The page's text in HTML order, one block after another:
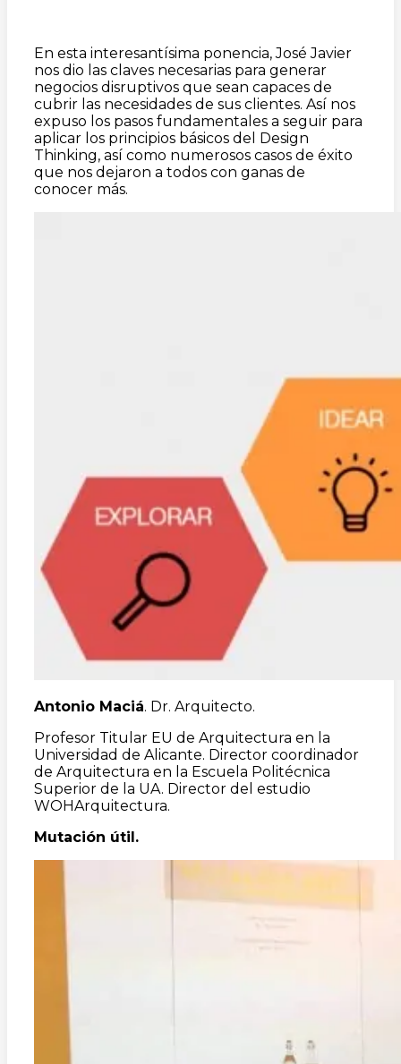
En esta interesantísima ponencia, José Javier
nos dio las claves necesarias para generar
negocios disruptivos que sean capaces de
cubrir las necesidades de sus clientes. Así nos
expuso los pasos fundamentales a seguir para
aplicar los principios básicos del Design
Thinking, así como numerosos casos de éxito
que nos dejaron a todos con ganas de
conocer más.
Antonio Maciá. Dr. Arquitecto.
Profesor Titular EU de Arquitectura en la
Universidad de Alicante. Director coordinador
de Arquitectura en la Escuela Politécnica
Superior de la UA. Director del estudio
WOHArquitectura.
Mutación útil.